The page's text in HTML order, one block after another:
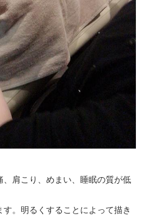
肩こり、めまい、睡眠の質が低
。明るくすることによって描き